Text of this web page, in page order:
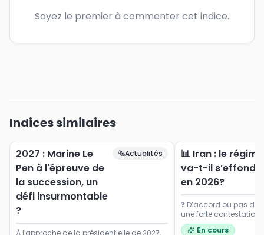
Soyez le premier à commenter cet indice.
Indices similaires
2027 : Marine Le
Pen à l'épreuve de
la succession, un
défi insurmontable
?
🗞️Actualités
À l'approche de la présidentielle de 2027,
📊 Iran : le régime
va-t-il
en 2026?
❓ D’accord ou pas
une forte contestation
début 2026 et une
majeure ⚠️ (inflation,
En cours